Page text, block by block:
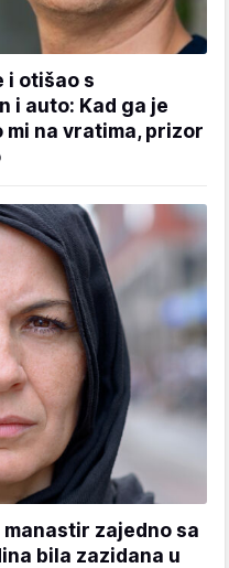
i otišao s
i auto: Kad ga je
mi na vratima, prizor
zajedno sa
bila zazidana u